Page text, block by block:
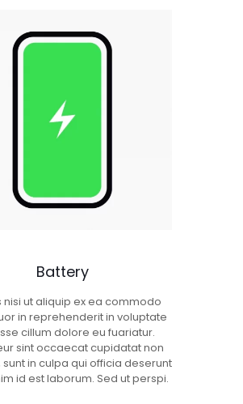
Battery
nisi ut aliquip ex ea commodo
in reprehenderit in voluptate
cillum dolore eu fuariatur.
sint occaecat cupidatat non
in culpa qui officia deserunt
id est laborum. Sed ut perspi.